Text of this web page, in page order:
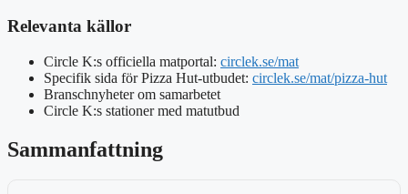
Relevanta källor
Circle K:s officiella matportal: circlek.se/mat
Specifik sida för Pizza Hut-utbudet: circlek.se/mat/pizza-hut
Branschnyheter om samarbetet
Circle K:s stationer med matutbud
Sammanfattning